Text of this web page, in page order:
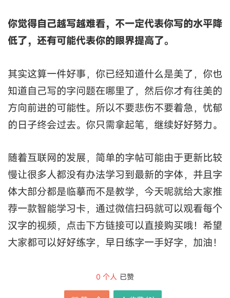
你觉得自己越写越难看，不一定代表你写的水平降
低了，还有可能代表你的眼界提高了。
其实这算一件好事，你已经知道什么是美了，你也
知道自己写的字问题在哪里了，然后你才有往美的
方向前进的可能性。所以不要悲伤不要着急，忧郁
的日子终会过去。你只需拿起笔，继续好好努力。
随着互联网的发展，简单的字帖可能由于更新比较
慢让很多人都没有办法学习到最新的字体，并且字
体大部分都是临摹而不是教学，今天呢就给大家推
荐一款智能学习卡，通过微信扫码就可以观看每个
汉字的视频，点击下方链接可以直接购买哦！希望
大家都可以好好练字，早日练字一手好字，加油！
0 个人 已赞